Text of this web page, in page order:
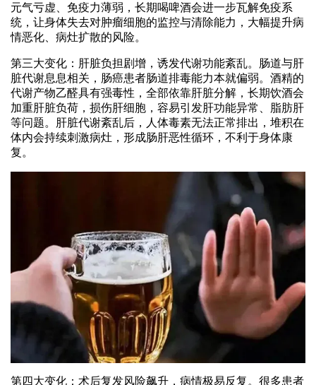
元气亏虚、免疫力薄弱，长期喝啤酒会进一步瓦解免疫系
统，让身体失去对肿瘤细胞的监控与清除能力，大幅提升病
情恶化、病灶扩散的风险。
第三大变化：肝脏负担剧增，诱发代谢功能紊乱。肠道与肝
脏代谢息息相关，肠癌患者肠道排毒能力本就偏弱。酒精的
代谢产物乙醛具有强毒性，全部依靠肝脏分解，长期饮酒会
加重肝脏负荷，损伤肝细胞，容易引发肝功能异常、脂肪肝
等问题。肝脏代谢紊乱后，人体毒素无法正常排出，堆积在
体内会持续刺激病灶，形成肠肝恶性循环，不利于身体康
复。
第四大变化：术后复发风险飙升，病情极易反复。很多患者